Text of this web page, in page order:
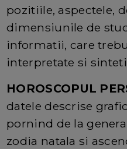
pozitiile, aspectele,
dimensiunile de
informatii, care
interpretate si
HOROSCOPUL
datele descrise
pornind de la
zodia natala si